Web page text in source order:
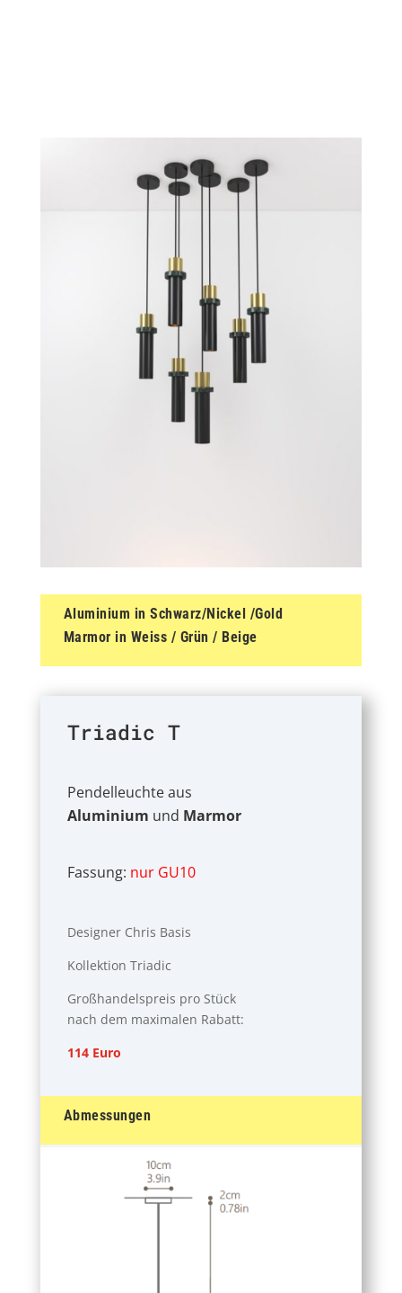
Aluminium in Schwarz/Nickel /Gold
Marmor in Weiss / Grün / Beige
Triadic T
Pendelleuchte aus
Aluminium und Marmor
Fassung: nur GU10
Designer Chris Basis
Kollektion Triadic
Großhandelspreis pro Stück
nach dem maximalen Rabatt:
114 Euro
Abmessungen